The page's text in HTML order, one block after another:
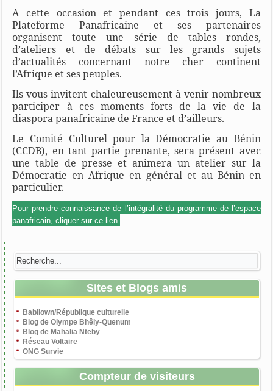
A cette occasion et pendant ces trois jours, La
Plateforme Panafricaine et ses partenaires
organisent toute une série de tables rondes,
d’ateliers et de débats sur les grands sujets
d’actualités concernant notre cher continent
l’Afrique et ses peuples.
Ils vous invitent chaleureusement à venir nombreux
participer à ces moments forts de la vie de la
diaspora panafricaine de France et d’ailleurs.
Le Comité Culturel pour la Démocratie au Bénin
(CCDB), en tant partie prenante, sera présent avec
une table de presse et animera un atelier sur la
Démocratie en Afrique en général et au Bénin en
particulier.
Pour prendre connaissance de l’intégralité du programme de l’espace
panafricain, cliquer sur ce lien.
Sites et Blogs amis
Babilown/République culturelle
Blog de Olympe Bhêly-Quenum
Blog de Mahalia Nteby
Réseau Voltaire
ONG Survie
Compteur de visiteurs